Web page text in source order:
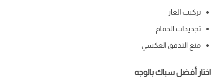
تركيب الغاز
تجديدات الحمام
منع التدفق العكسي
اختار أفضل سباك بالوجه